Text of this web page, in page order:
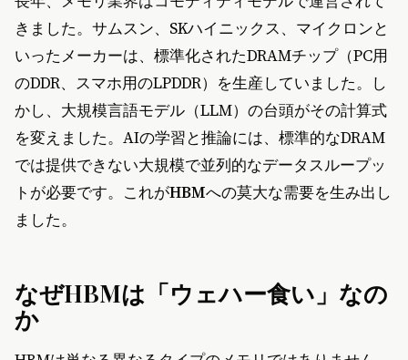
きました。サムスン、SKハイニックス、マイクロンと
いったメーカーは、標準化されたDRAMチップ（PC用
のDDR、スマホ用のLPDDR）を生産していました。し
かし、大規模言語モデル（LLM）の台頭がその計算式
を変えました。AIの学習と推論には、標準的なDRAM
では提供できない大規模で並列的なデータスループッ
トが必要です。これがHBMへの莫大な需要を生み出し
ました。
なぜHBMは「ウェハー食い」なの
か